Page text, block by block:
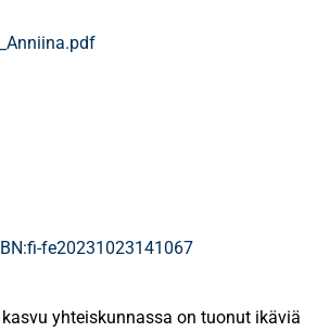
fe20231023141067
yhteiskunnassa on tuonut ikäviä